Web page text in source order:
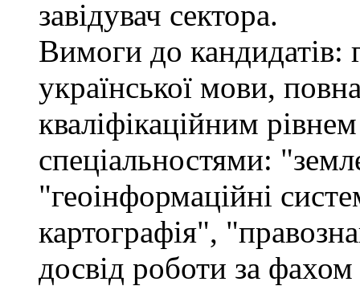
завідувач сектора.
Вимоги до кандидатів:
української мови,
кваліфікаційним
спеціальностями:
"геоінформаційні
картографія",
досвід роботи за